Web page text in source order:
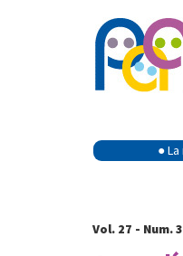
●
Vol. 27 - Num.